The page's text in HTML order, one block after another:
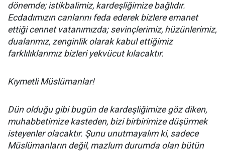
dönemde; istikbalimiz, kardeşliğimize bağlıdır.
Ecdadımızın canlarını feda ederek bizlere emanet
ettiği cennet vatanımızda; sevinçlerimiz, hüzünlerimiz,
dualarımız, zenginlik olarak kabul ettiğimiz
farklılıklarımız bizleri yekvücut kılacaktır.
Kıymetli Müslümanlar!
Dün olduğu gibi bugün de kardeşliğimize göz diken,
muhabbetimize kasteden, bizi birbirimize düşürmek
isteyenler olacaktır. Şunu unutmayalım ki, sadece
Müslümanların değil, mazlum durumda olan bütün